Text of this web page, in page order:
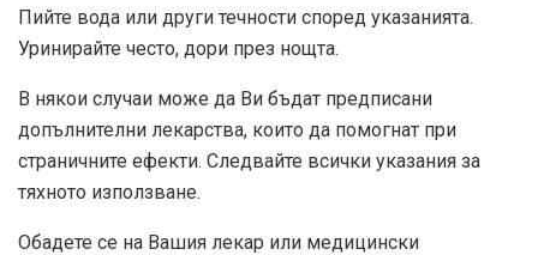
Пийте вода или други течности според указанията.
Уринирайте често, дори през нощта.
В някои случаи може да Ви бъдат предписани
допълнителни лекарства, които да помогнат при
страничните ефекти. Следвайте всички указания за
тяхното използване.
Обадете се на Вашия лекар или медицински